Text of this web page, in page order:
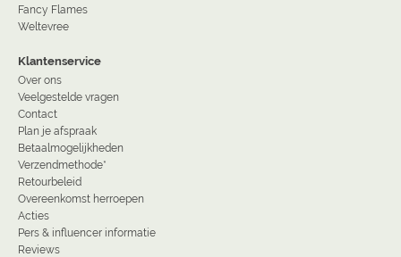
Fancy Flames
Weltevree
Klantenservice
Over ons
Veelgestelde vragen
Contact
Plan je afspraak
Betaalmogelijkheden
Verzendmethode*
Retourbeleid
Overeenkomst herroepen
Acties
Pers & influencer informatie
Reviews